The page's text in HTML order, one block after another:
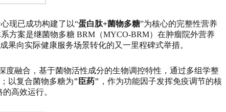
现已成功构建了以“蛋白肽+菌物多糖”为核心的完整性营养
方案是继菌物多糖 BRM（MYCO-BRM）在肿瘤院外营养
果向实际健康服务场景转化的又一里程碑式举措。
度融合，基于菌物活性成分的生物调控特性，通过多组学整
以复合菌物多糖为"臣药" ，作为功能因子发挥免疫调节的核
高效运行。